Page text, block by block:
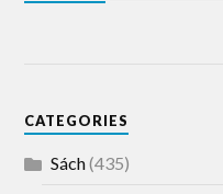
CATEGORIES
Sách(435)